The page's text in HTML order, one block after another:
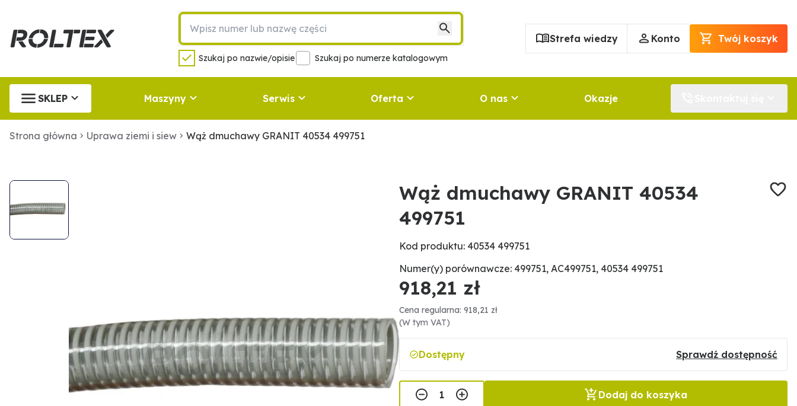
Szukaj po nazwie/opisie Szukaj po numerze katalogowym
Strefa wiedzy Konto Twój koszyk
SKLEP Maszyny Serwis Oferta O nas Okazje
Strona główna Uprawa ziemi i siew Wąż dmuchawy GRANIT 40534 499751
Wąż dmuchawy GRANIT 40534
499751
Kod produktu: 40534 499751
Numer(y) porównawcze: 499751, AC499751, 40534 499751
918,21 zł
Cena regularna: 918,21 zł
(W tym VAT)
Dostępny Sprawdź dostępność
Dodaj do koszyka